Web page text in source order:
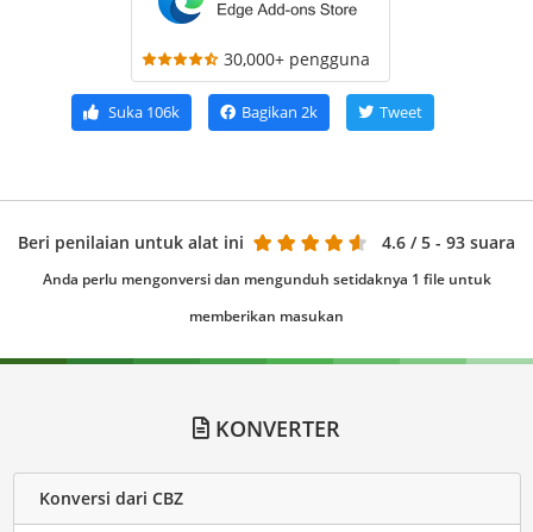
30,000+ pengguna
Suka106k Bagikan 2k Tweet
Beri penilaian untuk alat ini 4.6 / 5 - 93 suara
Anda perlu mengonversi dan mengunduh setidaknya 1 file untuk
memberikan masukan
KONVERTER
Konversi dari CBZ